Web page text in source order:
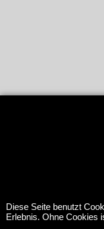
Diese Seite benutzt
Erlebnis. Ohne Cookies